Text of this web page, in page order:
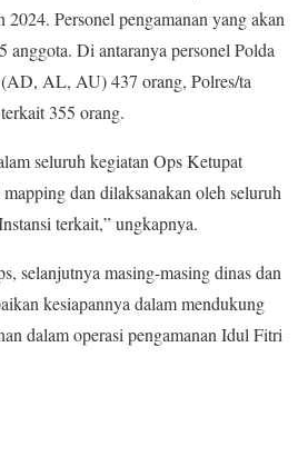
Personel pengamanan yang akan
anggota. Di antaranya personel Polda
AL, AU) 437 orang, Polres/ta
355 orang.
seluruh kegiatan Ops Ketupat
dan dilaksanakan oleh seluruh
terkait,” ungkapnya.
selanjutnya masing-masing dinas dan
kesiapannya dalam mendukung
dalam operasi pengamanan Idul Fitri